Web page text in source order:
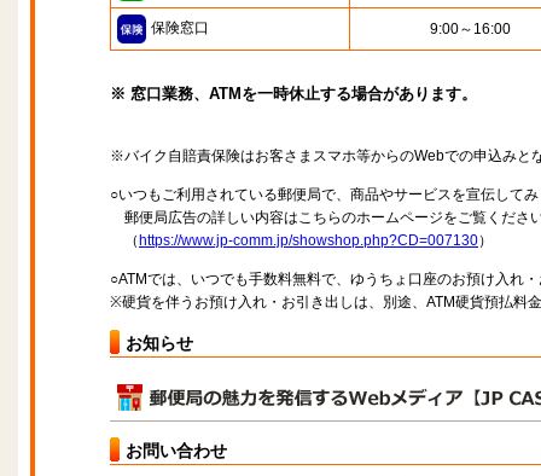
保険窓口 9:00～16:00
※ 窓口業務、ATMを一時休止する場合があります。
※バイク自賠責保険はお客さまスマホ等からのWebでの申込みと
○いつもご利用されている郵便局で、商品やサービスを宣伝して
郵便局広告の詳しい内容はこちらのホームページをご覧くださ
（ https://www.jp-comm.jp/showshop.php?CD=007130）
○ATMでは、いつでも手数料無料で、ゆうちょ口座のお預け入れ
※硬貨を伴うお預け入れ・お引き出しは、別途、ATM硬貨預払料
お知らせ
お問い合わせ